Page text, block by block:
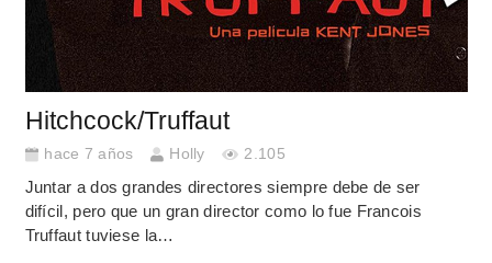
Hitchcock/Truffaut
hace 7 años Holly 2.105
Juntar a dos grandes directores siempre debe de ser
difícil, pero que un gran director como lo fue Francois
Truffaut tuviese la…